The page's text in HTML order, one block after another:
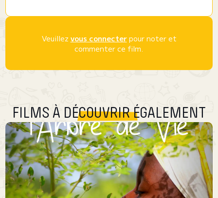
Veuillez vous connecterpour noter et
commenter ce film.
FILMS À DÉCOUVRIR ÉGALEMENT
Nebeday, l’arbre de vie
Le puits est sec, plus rien ne pousse. Pour subvenir aux besoins de sa
famille, le jeune Bara envisage de produire du charbon. La forêt est
protégée mais d'autres le font. Alors pourquoi pas lui...